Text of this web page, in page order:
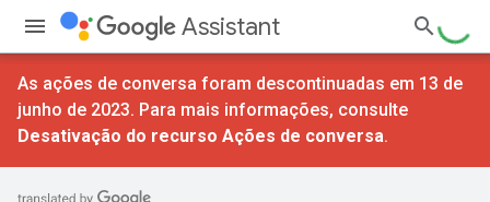
Assistant
As ações de conversa foram descontinuadas em 13 de
junho de 2023. Para mais informações, consulte
Desativação do recurso Ações de conversa.